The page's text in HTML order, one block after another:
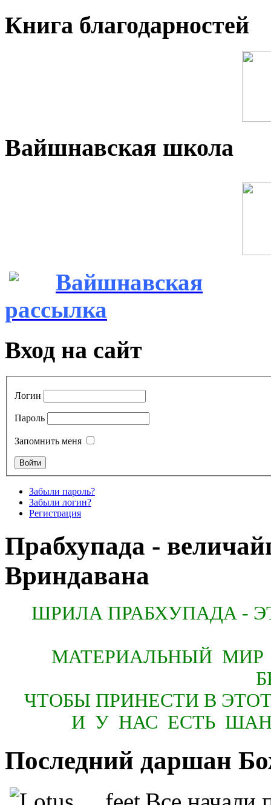
Книга благодарностей
Вайшнавская школа
Вайшнавская
рассылка
Вход на сайт
Логин
Пароль
Запомнить меня
Забыли пароль?
Забыли логин?
Регистрация
Прабхупада -
Вриндавана
ШРИЛА ПРАБХУПАДА -
МАТЕРИАЛЬНЫЙ
ЧТОБЫ ПРИНЕСТИ В
И У НАС ЕСТЬ
Последний даршан